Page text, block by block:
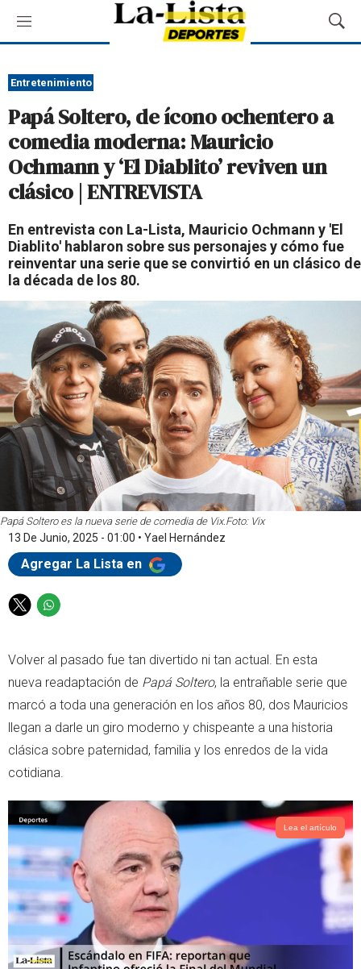
M
e
ú
M
o
e
d
a
Entretenimiento
Papá Soltero, de ícono ochentero a
comedia moderna: Mauricio
Ochmann y ‘El Diablito’ reviven un
clásico | ENTREVISTA
En entrevista con La-Lista, Mauricio Ochmann y 'El
Diablito' hablaron sobre sus personajes y cómo fue
reinventar una serie que se convirtió en un clásico de
la década de los 80.
Papá Soltero es la nueva serie de comedia de Vix.Foto: Vix
13 De Junio, 2025 - 01:00 • Yael Hernández
Agregar La Lista en
T
t
t
r
W
t
s
p
p
Volver al pasado fue tan divertido ni tan actual. En esta
nueva readaptación de Papá Soltero, la entrañable serie que
marcó a toda una generación en los años 80, dos Mauricios
llegan a darle un giro moderno y chispeante a una historia
clásica sobre paternidad, familia y los enredos de la vida
cotidiana.
Lea el artículo